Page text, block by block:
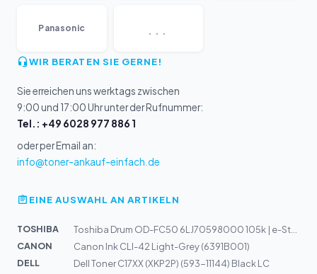
Panasonic ...
WIR BERATEN SIE GERNE!
Sie erreichen uns werktags zwischen
9:00 und 17:00 Uhr unter der Rufnummer:
Tel.: +49 6028 977 886 1
oder per Email an:
info@toner-ankauf-einfach.de
EINE AUSWAHL AN ARTIKELN
TOSHIBA
Toshiba Drum OD-FC50 6LJ70598000 105k | e-Studio 2555,...
CANON
Canon Ink CLI-42 Light-Grey (6391B001)
DELL
Dell Toner C17XX (XKP2P) (593-11144) Black LC